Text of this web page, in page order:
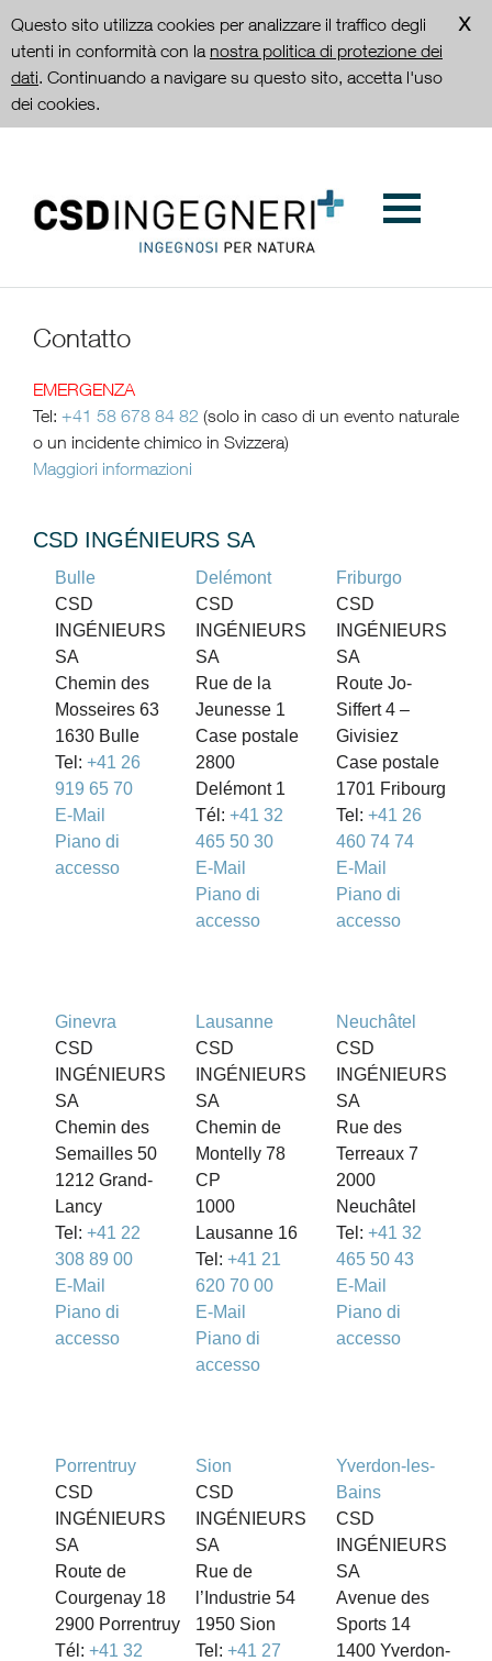
Questo sito utilizza cookies per analizzare il traffico degli
utenti in conformità con la nostra politica di protezione dei
dati. Continuando a navigare su questo sito, accetta l'uso
dei cookies.
Contatto
EMERGENZA
Tel: +41 58 678 84 82 (solo in caso di un evento naturale
o un incidente chimico in Svizzera)
Maggiori informazioni
CSD INGÉNIEURS SA
Bulle
CSD
INGÉNIEURS
SA
Chemin des
Mosseires 63
1630 Bulle
Tel: +41 26
919 65 70
E-Mail
Piano di
accesso
Delémont
CSD
INGÉNIEURS
SA
Rue de la
Jeunesse 1
Case postale
2800
Delémont 1
Tél:+41 32
465 50 30
E-Mail
Piano di
accesso
Friburgo
CSD
INGÉNIEURS
SA
Route Jo-
Siffert 4 –
Givisiez
Case postale
1701 Fribourg
Tel:+41 26
460 74 74
E-Mail
Piano di
accesso
Ginevra
CSD
INGÉNIEURS
SA
Chemin des
Semailles 50
1212 Grand-
Lancy
Tel: +41 22
308 89 00
E-Mail
Piano di
accesso
Lausanne
CSD
INGÉNIEURS
SA
Chemin de
Montelly 78
CP
1000
Lausanne 16
Tel:+41 21
620 70 00
E-Mail
Piano di
accesso
Neuchâtel
CSD
INGÉNIEURS
SA
Rue des
Terreaux 7
2000
Neuchâtel
Tel:+41 32
465 50 43
E-Mail
Piano di
accesso
Porrentruy
CSD
INGÉNIEURS
SA
Route de
Courgenay 18
2900 Porrentruy
Tél: +41 32
Sion
CSD
INGÉNIEURS
SA
Rue de
l’Industrie 54
1950 Sion
Tel:+41 27
Yverdon-les-
Bains
CSD
INGÉNIEURS
SA
Avenue des
Sports 14
1400 Yverdon-